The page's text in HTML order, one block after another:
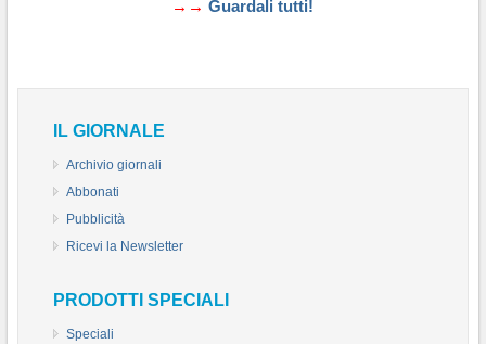
→→ Guardali tutti!
IL GIORNALE
Archivio giornali
Abbonati
Pubblicità
Ricevi la Newsletter
PRODOTTI SPECIALI
Speciali